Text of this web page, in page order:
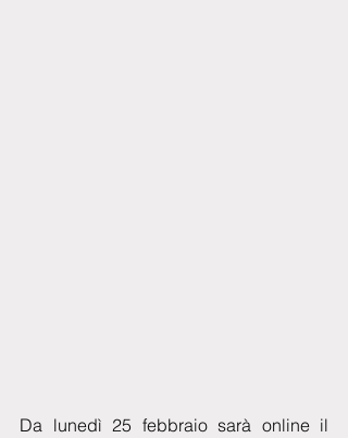
Da lunedì 25 febbraio sarà online il